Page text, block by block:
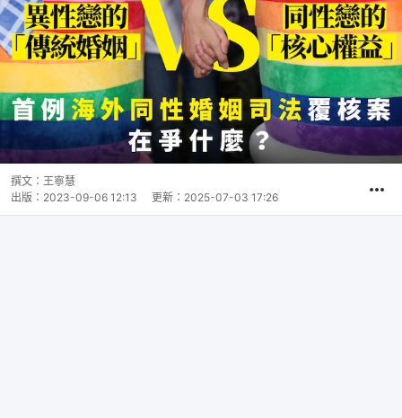
撰文： 王寧慧
出版： 2023-09-06 12:13 更新： 2025-07-03 17:26